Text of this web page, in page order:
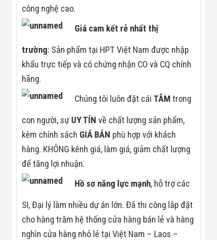
công nghệ cao.
Giá cam kết rẻ nhất thị
trường: Sản phẩm tại HPT Việt Nam được nhập
khẩu trực tiếp và có chứng nhận CO và CQ chính
hãng.
Chúng tôi luôn đặt cái TÂM trong
con người, sựUY TÍN về chất lượng sản phẩm,
kèm chính sách GIÁ BÁN phù hợp với khách
hàng. KHÔNG kênh giá, làm giá, giảm chất lượng
để tăng lợi nhuận.
Hồ sơ năng lực mạnh, hỗ trợ các
SI, Đại lý làm nhiều dự án lớn. Đã thi công lắp đặt
cho hàng trăm hệ thống cửa hàng bán lẻ và hàng
nghìn cửa hàng nhỏ lẻ tại Việt Nam – Laos –